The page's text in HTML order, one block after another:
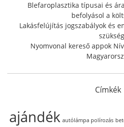
Blefaroplasztika típusai és
befolyásol a
Lakásfelújítás jogszabályok és
Nyomvonal kereső appok
Címkék
ajándék autólámpa polírozás